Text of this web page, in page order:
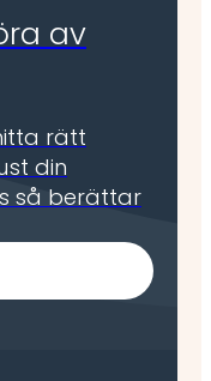
av
rätt
din
så berättar